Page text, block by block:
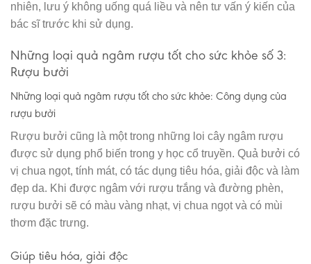
nhiên, lưu ý không uống quá liều và nên tư vấn ý kiến của
bác sĩ trước khi sử dụng.
Những loại quả ngâm rượu tốt cho sức khỏe số 3:
Rượu bưởi
Những loại quả ngâm rượu tốt cho sức khỏe: Công dụng của
rượu bưởi
Rượu bưởi cũng là một trong những loi cây ngâm rượu
được sử dụng phổ biến trong y học cổ truyền. Quả bưởi có
vị chua ngọt, tính mát, có tác dụng tiêu hóa, giải độc và làm
đẹp da. Khi được ngâm với rượu trắng và đường phèn,
rượu bưởi sẽ có màu vàng nhạt, vị chua ngọt và có mùi
thơm đặc trưng.
Giúp tiêu hóa, giải độc